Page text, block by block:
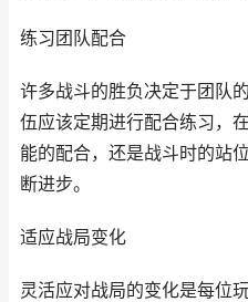
练习团队配合
许多战斗的胜负决定于团队
伍应该定期进行配合练习，
能的配合，还是战斗时的站
断进步。
适应战局变化
灵活应对战局的变化是每位